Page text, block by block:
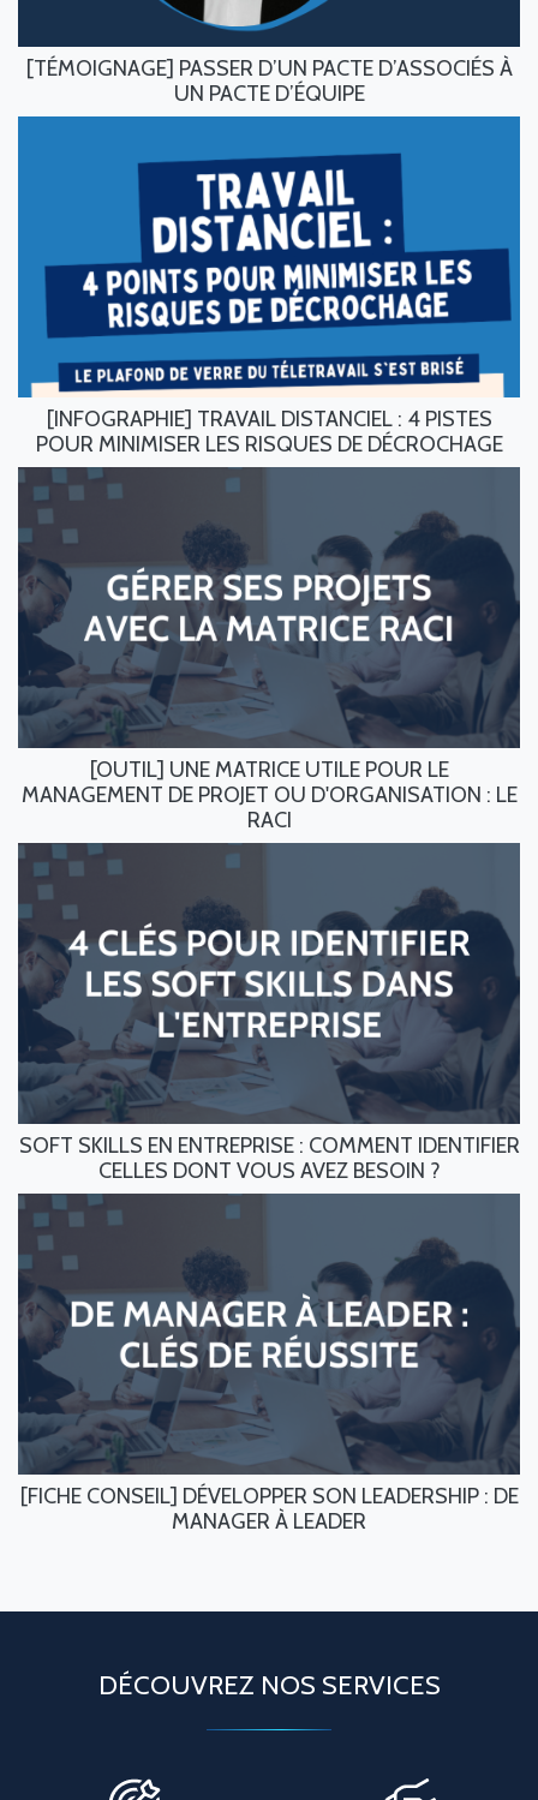
[TÉMOIGNAGE] PASSER D’UN PACTE D’ASSOCIÉS À
UN PACTE D’ÉQUIPE
[INFOGRAPHIE] TRAVAIL DISTANCIEL : 4 PISTES
POUR MINIMISER LES RISQUES DE DÉCROCHAGE
[OUTIL] UNE MATRICE UTILE POUR LE
MANAGEMENT DE PROJET OU D'ORGANISATION : LE
RACI
SOFT SKILLS EN ENTREPRISE : COMMENT IDENTIFIER
CELLES DONT VOUS AVEZ BESOIN ?
[FICHE CONSEIL] DÉVELOPPER SON LEADERSHIP : DE
MANAGER À LEADER
DÉCOUVREZ NOS SERVICES